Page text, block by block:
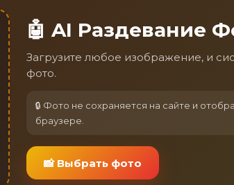
🤖 AI Раздевание
Загрузите любое изображение, и
фото.
🔒 Фото не сохраняется на сайте и
браузере.
📸 Выбрать фото